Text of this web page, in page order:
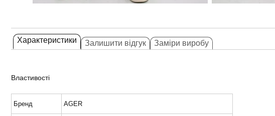
Характеристики Залишити відгук Заміри виробу
Властивості
Бренд AGER